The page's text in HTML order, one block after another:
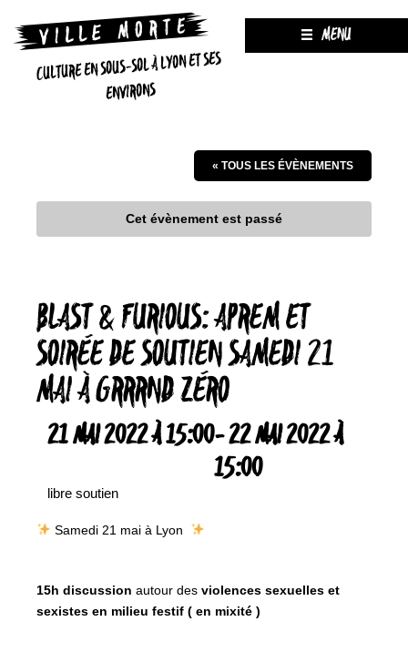
CULTURE EN SOUS-SOL À LYON ET SES
ENVIRONS
MENU
« TOUS LES ÉVÈNEMENTS
Cet évènement est passé
BLAST & FURIOUS: APREM ET
SOIRÉE DE SOUTIEN SAMEDI 21
MAI À GRRRND ZÉRO
21 MAI 2022 À 15:00-22 MAI 2022 À
15:00
libre soutien
Samedi 21 mai à Lyon
15h discussion autour des violences sexuelles et
sexistes en milieu festif ( en mixité )